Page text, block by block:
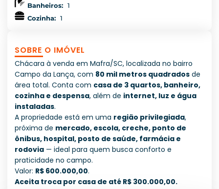
Banheiros: 1
Cozinha: 1
SOBRE O IMÓVEL
Chácara à venda em Mafra/SC, localizada no bairro
Campo da Lança, com 80 mil metros quadrados de
área total. Conta com casa de 3 quartos, banheiro,
cozinha e despensa, além de internet, luz e água
instaladas.
A propriedade está em uma região privilegiada,
próxima de mercado, escola, creche, ponto de
ônibus, hospital, posto de saúde, farmácia e
rodovia — ideal para quem busca conforto e
praticidade no campo.
Valor: R$ 600.000,00.
Aceita troca por casa de até R$ 300.000,00.